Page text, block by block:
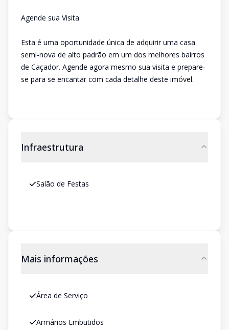
Agende sua Visita
Esta é uma oportunidade única de adquirir uma casa
semi-nova de alto padrão em um dos melhores bairros
de Caçador. Agende agora mesmo sua visita e prepare-
se para se encantar com cada detalhe deste imóvel.
Infraestrutura
Salão de Festas
Mais informações
Área de Serviço
Armários Embutidos